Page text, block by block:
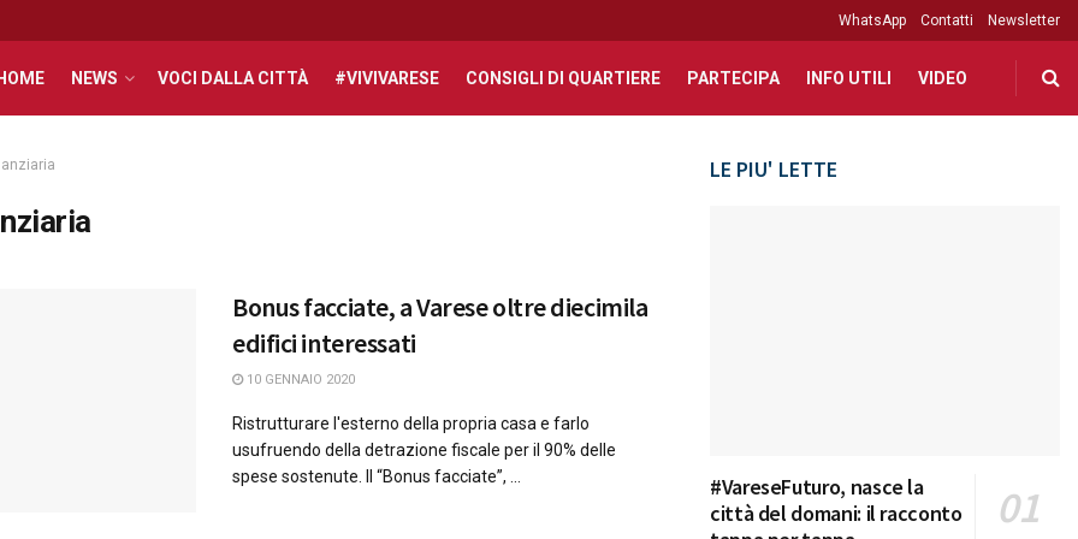
WhatsApp Contatti Newsletter
NEWS VOCI DALLA CITTÀ #VIVIVARESE CONSIGLI DI QUARTIERE PARTECIPA INFO UTILI VIDEO
Bonus facciate, a Varese oltre diecimila
edifici interessati
10 GENNAIO 2020
Ristrutturare l'esterno della propria casa e farlo
usufruendo della detrazione fiscale per il 90% delle
spese sostenute. Il “Bonus facciate”, ...
LE PIU' LETTE
#VareseFuturo, nasce la
città del domani: il racconto